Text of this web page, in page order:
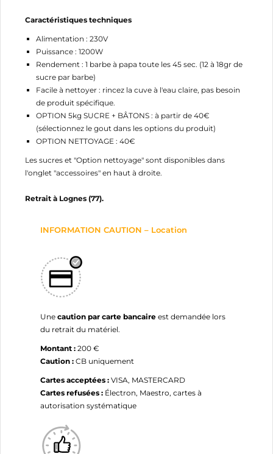
Caractéristiques techniques
Alimentation : 230V
Puissance : 1200W
Rendement : 1 barbe à papa toute les 45 sec. (12 à 18gr de
sucre par barbe)
Facile à nettoyer : rincez la cuve à l'eau claire, pas besoin
de produit spécifique.
OPTION 5kg SUCRE + BÂTONS : à partir de 40€
(sélectionnez le gout dans les options du produit)
OPTION NETTOYAGE : 40€
Les sucres et "Option nettoyage" sont disponibles dans
l'onglet "accessoires" en haut à droite.
Retrait à Lognes (77).
INFORMATION CAUTION – Location
Une caution par carte bancaire est demandée lors
du retrait du matériel.
Montant : 200 €
Caution : CB uniquement
Cartes acceptées : VISA, MASTERCARD
Cartes refusées : Électron, Maestro, cartes à
autorisation systématique
MES LISTES
add_circle_outlineCréer une nouvelle liste
CRÉER UNE LISTE D'ENVIES
NOM DE LA LISTE D'ENVIES
Annuler
CONNEXION
Vous devez être connecté pour ajouter des produits